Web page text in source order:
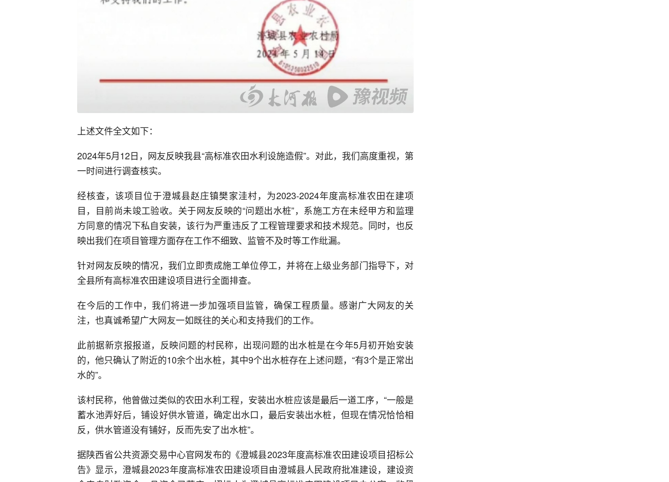
上述文件全文如下：
2024年5月12日，网友反映我县“高标准农田水利设施造假”。对此，我们高度重视，第
一时间进行调查核实。
经核查，该项目位于澄城县赵庄镇樊家洼村，为2023-2024年度高标准农田在建项
目，目前尚未竣工验收。关于网友反映的“问题出水桩”，系施工方在未经甲方和监理
方同意的情况下私自安装，该行为严重违反了工程管理要求和技术规范。同时，也反
映出我们在项目管理方面存在工作不细致、监管不及时等工作纰漏。
针对网友反映的情况，我们立即责成施工单位停工，并将在上级业务部门指导下，对
全县所有高标准农田建设项目进行全面排查。
在今后的工作中，我们将进一步加强项目监管，确保工程质量。感谢广大网友的关
注，也真诚希望广大网友一如既往的关心和支持我们的工作。
此前据新京报报道，反映问题的村民称，出现问题的出水桩是在今年5月初开始安装
的，他只确认了附近的10余个出水桩，其中9个出水桩存在上述问题，“有3个是正常出
水的”。
该村民称，他曾做过类似的农田水利工程，安装出水桩应该是最后一道工序，“一般是
蓄水池弄好后，铺设好供水管道，确定出水口，最后安装出水桩，但现在情况恰恰相
反，供水管道没有铺好，反而先安了出水桩”。
据陕西省公共资源交易中心官网发布的《澄城县2023年度高标准农田建设项目招标公
告》显示，澄城县2023年度高标准农田建设项目由澄城县人民政府批准建设，建设资